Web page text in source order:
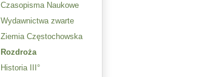
Czasopisma Naukowe
Wydawnictwa zwarte
Ziemia Częstochowska
Rozdroża
Historia III°